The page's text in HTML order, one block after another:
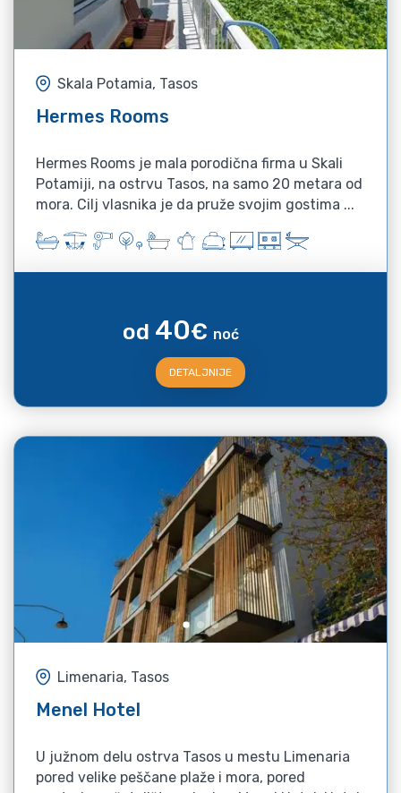
Skala Potamia, Tasos
Hermes Rooms
Hermes Rooms je mala porodična firma u Skali
Potamiji, na ostrvu Tasos, na samo 20 metara od
mora. Cilj vlasnika je da pruže svojim gostima ...
od 40€ noć
DETALJNIJE
Limenaria, Tasos
Menel Hotel
U južnom delu ostrva Tasos u mestu Limenaria
pored velike peščane plaže i mora, pored